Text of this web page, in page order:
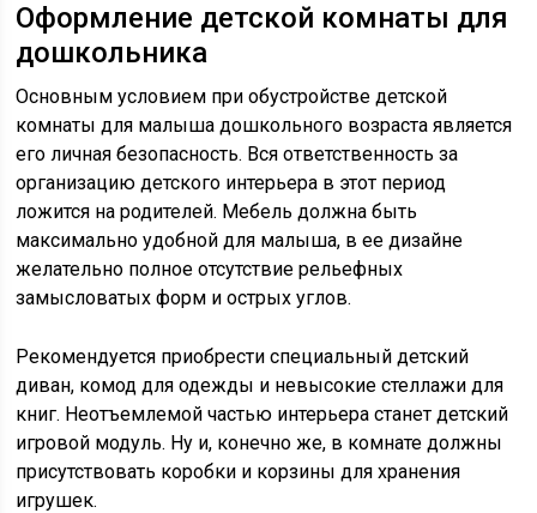
Оформление детской комнаты для
дошкольника
Основным условием при обустройстве детской
комнаты для малыша дошкольного возраста является
его личная безопасность. Вся ответственность за
организацию детского интерьера в этот период
ложится на родителей. Мебель должна быть
максимально удобной для малыша, в ее дизайне
желательно полное отсутствие рельефных
замысловатых форм и острых углов.
Рекомендуется приобрести специальный детский
диван, комод для одежды и невысокие стеллажи для
книг. Неотъемлемой частью интерьера станет детский
игровой модуль. Ну и, конечно же, в комнате должны
присутствовать коробки и корзины для хранения
игрушек.